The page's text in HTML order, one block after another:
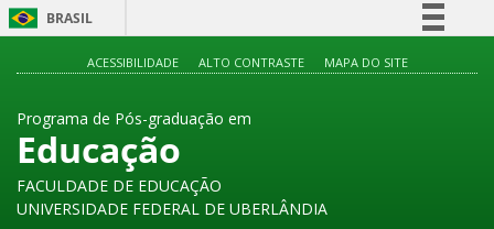
BRASIL
Canais
ACESSIBILIDADE ALTO CONTRASTE MAPA DO SITE
Programa de Pós-graduação em
Educação
FACULDADE DE EDUCAÇÃO
UNIVERSIDADE FEDERAL DE UBERLÂNDIA